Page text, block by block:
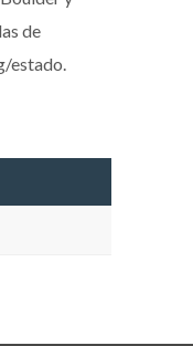
de
estado.